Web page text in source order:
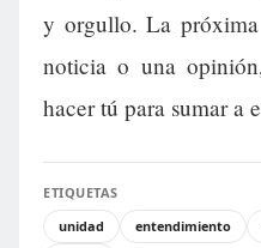
y orgullo. La
noticia o una
hacer tú para sumar a
ETIQUETAS
unidad
entendimiento